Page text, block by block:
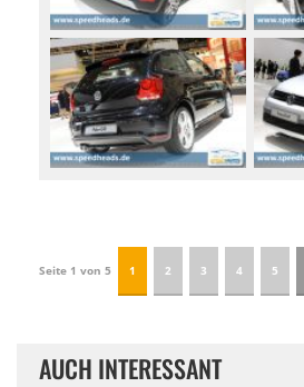
Seite 1 von 5 1 2 3 4 5
AUCH INTERESSANT